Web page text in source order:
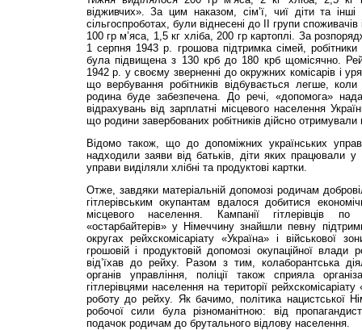
відживчих». За цим наказом, сім’ї, чиї діти та
сільгоспроботах, були віднесені до II групи
100 гр м’яса, 1,5 кг хліба, 200 гр картоплі. За
1 серпня 1943 р. грошова підтримка сімей,
була підвищена з 130 крб до 180 крб щомісячно.
1942 р. у своєму зверненні до окружних комісарів і
що вербування робітників відбувається легше,
родина буде забезпечена. До речі, «допомога»
відрахувань від зарплатні місцевого населення
що родини завербованих робітників дійсно
Відомо також, що до допоміжних українських управ
надходили заяви від батьків, діти яких працювали
управи виділяли хлібні та продуктові картки.
Отже, завдяки матеріальній допомозі родичам
гітлерівським окупантам вдалося добитися
місцевого населення. Кампанії гітлерівців по
«остарбайтерів» у Німеччину знайшли певну
округах рейхскомісаріату «Україна» і військової
грошовій і продуктовій допомозі окупаційної влади
від’їхав до рейху. Разом з тим, колаборантська
органів управління, поліції також сприяла
гітлерівцями населення на території рейхскомісаріату
роботу до рейху. Як бачимо, політика нацистської
робочої сили була різноманітною: від
подачок родичам до брутального відлову населення.